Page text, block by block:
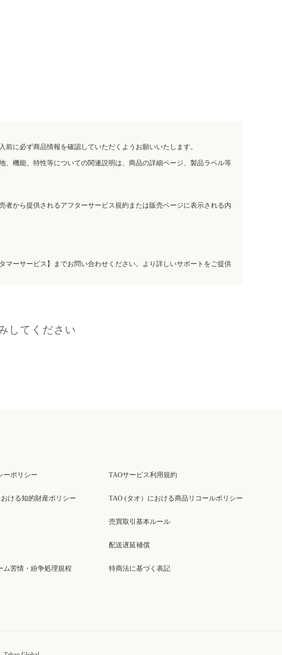
に必ず商品情報を確認していただくようお願いいたします。
機能、特性等についての関連説明は、商品の詳細ページ、製品ラベル等
から提供されるアフターサービス規約または販売ページに表示される内
ーサービス】までお問い合わせください。より詳しいサポートをご提供
してください
ーポリシー
ける知的財産ポリシー
ム苦情・紛争処理規程
TAOサービス利用規約
TAO (タオ）における商品リコールポリシー
売買取引基本ルール
配送遅延補償
特商法に基づく表記